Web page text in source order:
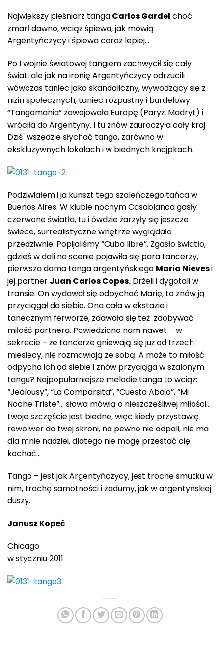
Największy pieśniarz tanga Carlos Gardel choć
zmarł dawno, wciąż śpiewa, jak mówią
Argentyńczycy i śpiewa coraz lepiej…
Po I wojnie światowej tangiem zachwycił się cały
świat, ale jak na ironię Argentyńczycy odrzucili
wówczas taniec jako skandaliczny, wywodzący się z
nizin społecznych, taniec rozpustny i burdelowy.
“Tangomania” zawojowała Europę (Paryż, Madryt) i
wróciła do Argentyny. I tu znów zauroczyła cały kraj.
Dziś wszędzie słychać tango, zarówno w
ekskluzywnych lokalach i w biednych knajpkach.
Podziwiałem i ja kunszt tego szaleńczego tańca w
Buenos Aires. W klubie nocnym Casablanca gasły
czerwone światła, tu i ówdzie żarzyły się jeszcze
świece, surrealistyczne wnętrze wyglądało
przedziwnie. Popijaliśmy “Cuba libre”. Zgasło światło,
gdzieś w dali na scenie pojawiła się para tancerzy,
pierwsza dama tanga argentyńskiego Maria Nievesi
jej partner Juan Carlos Copes. Drżeli i dygotali w
transie. On wydawał się odpychać Marię, to znów ją
przyciągał do siebie. Ona cała w ekstazie i
tanecznym ferworze, zdawała się też zdobywać
miłość partnera. Powiedziano nam nawet – w
sekrecie – że tancerze gniewają się już od trzech
miesięcy, nie rozmawiają ze sobą. A może to miłość
odpycha ich od siebie i znów przyciąga w szalonym
tangu? Najpopularniejsze melodie tanga to wciąż:
“Jealousy”, “La Comparsita”, “Cuesta Abajo”, “Mi
Noche Triste”… słowa mówią o nieszczęśliwej miłości…
twoje szczęście jest biedne, więc kiedy przystawię
rewolwer do twej skroni, na pewno nie odpali, nie ma
dla mnie nadziei, dlatego nie mogę przestać cię
kochać…
Tango – jest jak Argentyńczycy, jest trochę smutku w
nim, trochę samotności i zadumy, jak w argentyńskiej
duszy.
Janusz Kopeć
Chicago
w styczniu 2011